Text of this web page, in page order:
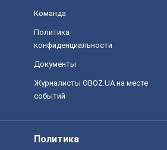
Команда
Политика
конфиденциальности
Документы
Журналисты OBOZ.UA на месте
событий
Политика